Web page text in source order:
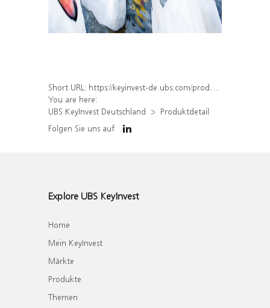
Short URL: https://keyinvest-de.ubs.com/produkt/detail/index/isin/DE000WA5WF35
You are here:
UBS KeyInvest Deutschland
Produktdetail
Folgen Sie uns auf
Explore UBS KeyInvest
Home
Mein KeyInvest
Märkte
Produkte
Themen